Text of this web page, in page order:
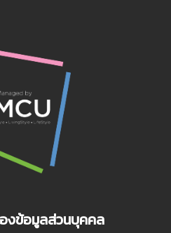
งข้อมูลส่วนบุคคล